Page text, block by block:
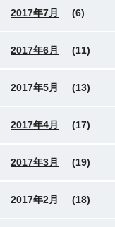
2017年7月 (6)
2017年6月 (11)
2017年5月 (13)
2017年4月 (17)
2017年3月 (19)
2017年2月 (18)